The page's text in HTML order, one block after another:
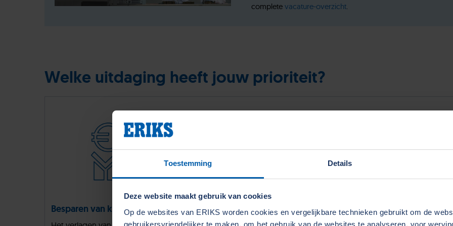
Toestemming Details
Deze website maakt gebruik van cookies
Op de websites van ERIKS worden cookies en vergelijkbare technieken gebruikt om de
gebruikersvriendelijker te maken, om het gebruik van de websites te analyseren, voor
completevacature-overzicht.
Welke uitdaging heeft jouw prioriteit?
Besparen van kosten Efficiënter produceren Kennis en capaciteit